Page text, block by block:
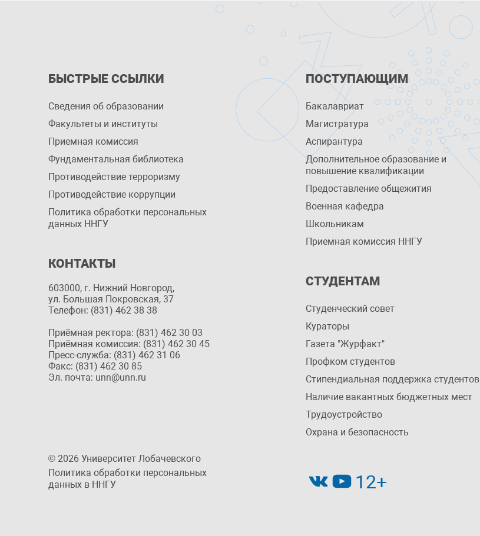
БЫСТРЫЕ ССЫЛКИ
Сведения об образовании
Факультеты и институты
Приемная комиссия
Фундаментальная библиотека
Противодействие терроризму
Противодействие коррупции
Политика обработки персональных
данных ННГУ
КОНТАКТЫ
603000, г. Нижний Новгород,
ул. Большая Покровская, 37
Телефон: (831) 462 38 38
Приёмная ректора: (831) 462 30 03
Приёмная комиссия: (831) 462 30 45
Пресс-служба: (831) 462 31 06
Факс: (831) 462 30 85
Эл. почта: unn@unn.ru
ПОСТУПАЮЩИМ
Бакалавриат
Магистратура
Аспирантура
Дополнительное образование и
повышение квалификации
Предоставление общежития
Военная кафедра
Школьникам
Приемная комиссия ННГУ
СТУДЕНТАМ
Студенческий совет
Кураторы
Газета "Журфакт"
Профком студентов
Стипендиальная поддержка студентов
Наличие вакантных бюджетных мест
Трудоустройство
Охрана и безопасность
© 2026 Университет Лобачевского
Политика обработки персональных
данных в ННГУ
12+